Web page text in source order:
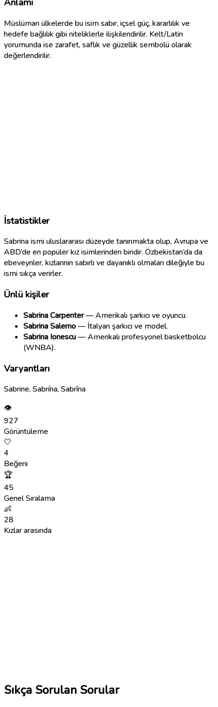
Anlamı
Müslüman ülkelerde bu isim sabır, içsel güç, kararlılık ve
hedefe bağlılık gibi niteliklerle ilişkilendirilir. Kelt/Latin
yorumunda ise zarafet, saflık ve güzellik sembolü olarak
değerlendirilir.
İstatistikler
Sabrina ismi uluslararası düzeyde tanınmakta olup, Avrupa ve
ABD’de en popüler kız isimlerinden biridir. Özbekistan’da da
ebeveynler, kızlarının sabırlı ve dayanıklı olmaları dileğiyle bu
ismi sıkça verirler.
Ünlü kişiler
Sabrina Carpenter— Amerikalı şarkıcı ve oyuncu.
Sabrina Salerno— İtalyan şarkıcı ve model.
Sabrina Ionescu— Amerikalı profesyonel basketbolcu
(WNBA).
Varyantları
Sabrine, Sabrína, Sabrīna
👁
927
Görüntüleme
🤍
4
Beğeni
🏆
45
Genel Sıralama
👶
28
Kızlar arasında
Sıkça Sorulan Sorular